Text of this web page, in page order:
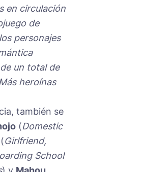
en circulación
de
personajes
un total de
heroínas
también se
(Domestic
(Girlfriend,
School